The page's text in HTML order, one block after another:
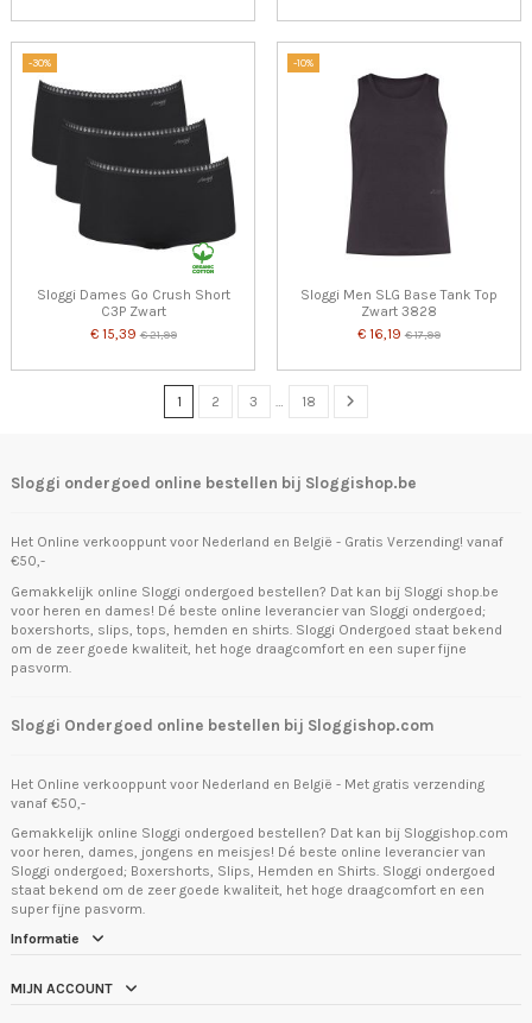
-30%
Sloggi Dames Go Crush Short
C3P Zwart
€ 15,39€ 21,99
-10%
Sloggi Men SLG Base Tank Top
Zwart 3828
€ 16,19€ 17,99
1 2 3 … 18
Sloggi ondergoed online bestellen bij Sloggishop.be
Het Online verkooppunt voor Nederland en België - Gratis Verzending! vanaf
€50,-
Gemakkelijk online Sloggi ondergoed bestellen? Dat kan bij Sloggi shop.be
voor heren en dames! Dé beste online leverancier van Sloggi ondergoed;
boxershorts, slips, tops, hemden en shirts. Sloggi Ondergoed staat bekend
om de zeer goede kwaliteit, het hoge draagcomfort en een super fijne
pasvorm.
Sloggi Ondergoed online bestellen bij Sloggishop.com
Het Online verkooppunt voor Nederland en België - Met gratis verzending
vanaf €50,-
Gemakkelijk online Sloggi ondergoed bestellen? Dat kan bij Sloggishop.com
voor heren, dames, jongens en meisjes! Dé beste online leverancier van
Sloggi ondergoed; Boxershorts, Slips, Hemden en Shirts. Sloggi ondergoed
staat bekend om de zeer goede kwaliteit, het hoge draagcomfort en een
super fijne pasvorm.
Informatie
MIJN ACCOUNT